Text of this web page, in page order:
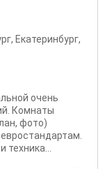
, Екатеринбург,
очень
Комнаты
фото)